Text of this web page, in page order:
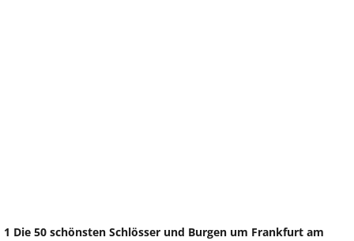
1 Die 50 schönsten Schlösser und Burgen um Frankfurt am